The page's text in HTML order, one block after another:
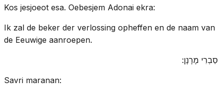
Kos jesjoeot esa. Oebesjem Adonai ekra:
Ik zal de beker der verlossing opheffen en de naam van
de Eeuwige aanroepen.
סַבְרִי מָרָנָן:
Savri maranan: